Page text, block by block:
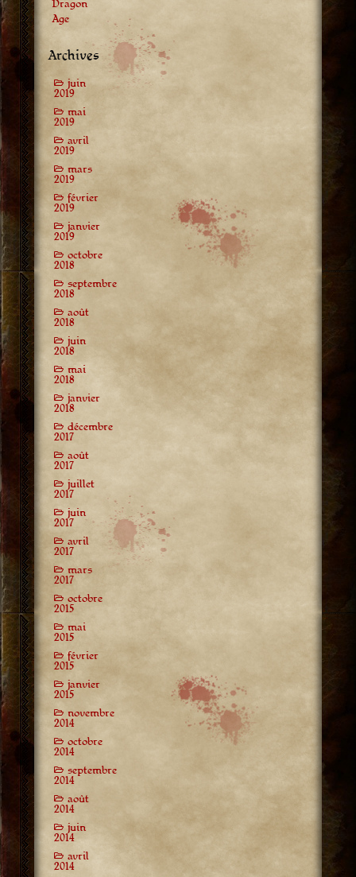
Dragon
Age
Archives
juin
2019
mai
2019
avril
2019
mars
2019
février
2019
janvier
2019
octobre
2018
septembre
2018
août
2018
juin
2018
mai
2018
janvier
2018
décembre
2017
août
2017
juillet
2017
juin
2017
avril
2017
mars
2017
octobre
2015
mai
2015
février
2015
janvier
2015
novembre
2014
octobre
2014
septembre
2014
août
2014
juin
2014
avril
2014